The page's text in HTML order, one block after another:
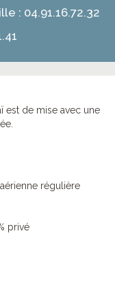
: 04.91.16.72.32
est de mise avec une
régulière
privé